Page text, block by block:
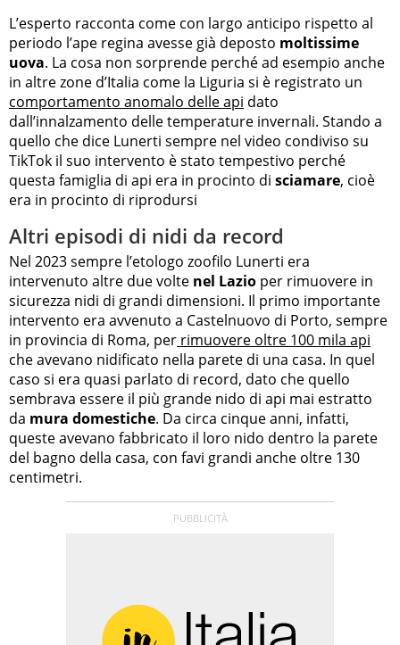
L’esperto racconta come con largo anticipo rispetto al
periodo l’ape regina avesse già deposto moltissime
uova. La cosa non sorprende perché ad esempio anche
in altre zone d’Italia come la Liguria si è registrato un
comportamento anomalo delle api dato
dall’innalzamento delle temperature invernali. Stando a
quello che dice Lunerti sempre nel video condiviso su
TikTok il suo intervento è stato tempestivo perché
questa famiglia di api era in procinto di sciamare, cioè
era in procinto di riprodursi
Altri episodi di nidi da record
Nel 2023 sempre l’etologo zoofilo Lunerti era
intervenuto altre due volte nel Lazio per rimuovere in
sicurezza nidi di grandi dimensioni. Il primo importante
intervento era avvenuto a Castelnuovo di Porto, sempre
in provincia di Roma, per rimuovere oltre 100 mila api
che avevano nidificato nella parete di una casa. In quel
caso si era quasi parlato di record, dato che quello
sembrava essere il più grande nido di api mai estratto
da mura domestiche. Da circa cinque anni, infatti,
queste avevano fabbricato il loro nido dentro la parete
del bagno della casa, con favi grandi anche oltre 130
centimetri.